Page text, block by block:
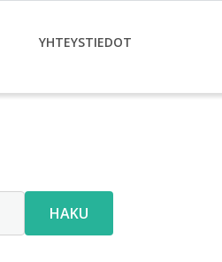
YHTEYSTIEDOT
HAKU